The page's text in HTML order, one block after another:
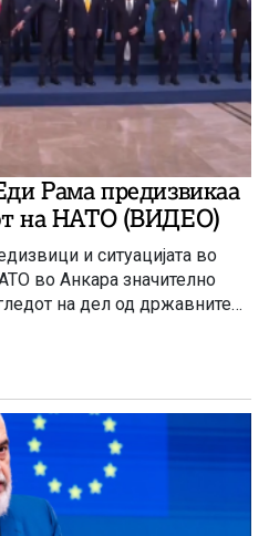
Рама предизвикаa
на НАТО (ВИДЕО)
и ситуацијата во
во Анкара значително
на дел од државните